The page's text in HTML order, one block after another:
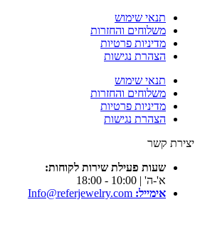
תנאי שימוש
משלוחים והחזרות
מדיניות פרטיות
הצהרת נגישות
תנאי שימוש
משלוחים והחזרות
מדיניות פרטיות
הצהרת נגישות
יצירת קשר
שעות פעילת שירות לקוחות:
א'-ה' | 10:00 - 18:00
אימייל: Info@referjewelry.com